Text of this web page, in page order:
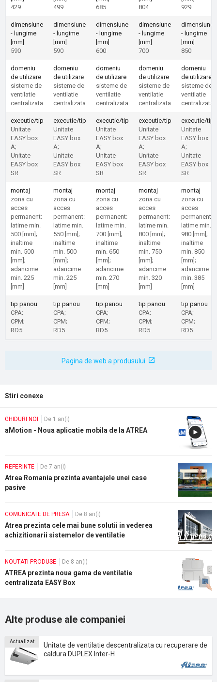
429
499
685
804
929
dimensiune
- lungime
[mm]
590
dimensiune
- lungime
[mm]
590
dimensiune
- lungime
[mm]
600
dimensiune
- lungime
[mm]
700
dimensiune
- lungime
[mm]
850
domeniu
de utilizare
sisteme de
ventilatie
centralizata
domeniu
de utilizare
sisteme de
ventilatie
centralizata
domeniu
de utilizare
sisteme de
ventilatie
centralizata
domeniu
de utilizare
sisteme de
ventilatie
centralizata
domeniu
de utilizare
sisteme de
ventilatie
centralizata
executie/tip
Unitate
EASY box
A;
Unitate
EASY box
SR
executie/tip
Unitate
EASY box
A;
Unitate
EASY box
SR
executie/tip
Unitate
EASY box
A;
Unitate
EASY box
SR
executie/tip
Unitate
EASY box
A;
Unitate
EASY box
SR
executie/tip
Unitate
EASY box
A;
Unitate
EASY box
SR
montaj
zona cu
acces
permanent:
latime min.
500 [mm];
inaltime
min. 500
[mm];
adancime
min. 225
[mm]
montaj
zona cu
acces
permanent:
latime min.
550 [mm];
inaltime
min. 500
[mm];
adancime
min. 225
[mm]
montaj
zona cu
acces
permanent:
latime min.
700 [mm];
inaltime
min. 650
[mm];
adancime
min. 270
[mm]
montaj
zona cu
acces
permanent:
latime min.
800 [mm];
inaltime
min. 750
[mm];
adancime
min. 320
[mm]
montaj
zona cu
acces
permanent:
latime min.
980 [mm];
inaltime
min. 850
[mm];
adancime
min. 385
[mm]
tip panou
CPA;
CPM;
RD5
tip panou
CPA;
CPM;
RD5
tip panou
CPA;
CPM;
RD5
tip panou
CPA;
CPM;
RD5
tip panou
CPA;
CPM;
RD5
Pagina de web a produsului
Stiri conexe
GHIDURI NOI De 1 an(i)
aMotion - Noua aplicatie mobila de la ATREA
REFERINTE De 7 an(i)
Atrea Romania prezinta avantajele unei case
pasive
COMUNICATE DE PRESA De 8 an(i)
Atrea prezinta cele mai bune solutii in vederea
achizitionarii sistemelor de ventilatie
NOUTATI PRODUSE De 8 an(i)
ATREA prezinta noua gama de ventilatie
centralizata EASY Box
Alte produse ale companiei
Actualizat
Unitate de ventilatie descentralizata cu recuperare de
caldura DUPLEX Inter-H